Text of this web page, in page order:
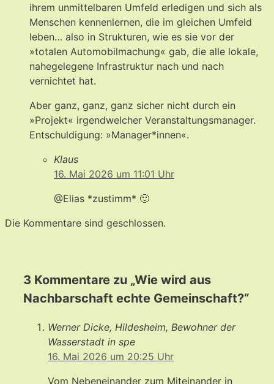
ihrem unmittelbaren Umfeld erledigen und sich als
Menschen kennenlernen, die im gleichen Umfeld
leben… also in Strukturen, wie es sie vor der
»totalen Automobilmachung« gab, die alle lokale,
nahegelegene Infrastruktur nach und nach
vernichtet hat.
Aber ganz, ganz, ganz sicher nicht durch ein
»Projekt« irgendwelcher Veranstaltungsmanager.
Entschuldigung: »Manager*innen«.
Klaus
16. Mai 2026 um 11:01 Uhr
@Elias *zustimm* 🙂
Die Kommentare sind geschlossen.
3 Kommentare zu „Wie wird aus
Nachbarschaft echte Gemeinschaft?“
Werner Dicke, Hildesheim, Bewohner der
Wasserstadt in spe
16. Mai 2026 um 20:25 Uhr
Vom Nebeneinander zum Miteinander in